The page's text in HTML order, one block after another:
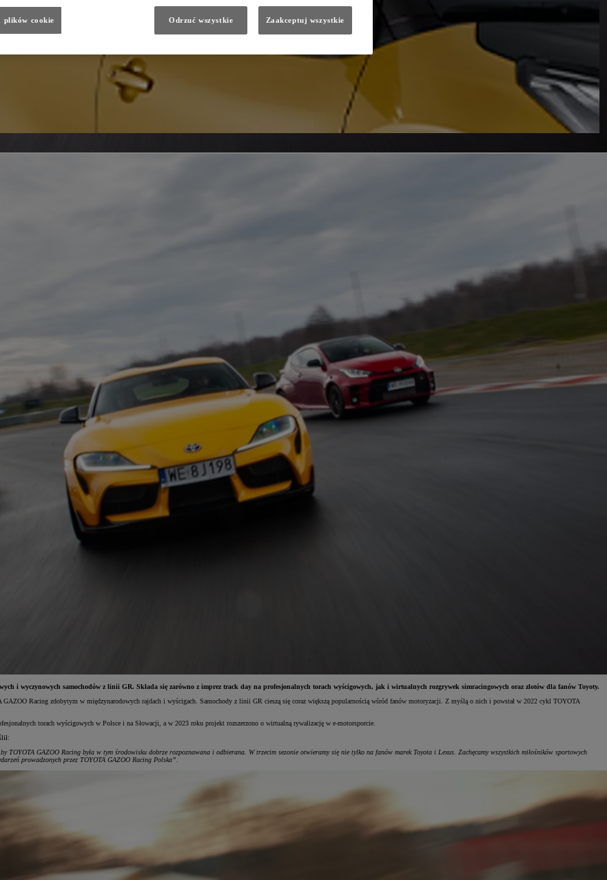
i wyczynowych samochodów z linii GR. Składa się zarówno z imprez track day na profesjonalnych torach wyścigowych, jak i wirtualnych rozgrywek simracingowych oraz zlotów dla fanów Toyoty.
Racing zdobytym w międzynarodowych rajdach i wyścigach. Samochody z linii GR cieszą się coraz większą popularnością wśród fanów motoryzacji. Z myślą o nich i powstał w 2022 cykl TOYOTA
torach wyścigowych w Polsce i na Słowacji, a w 2023 roku projekt rozszerzono o wirtualną rywalizację w e-motorsporcie.
TOYOTA GAZOO Racing była w tym środowisku dobrze rozpoznawana i odbierana. W trzecim sezonie otwieramy się nie tylko na fanów marek Toyota i Lexus. Zachęcamy wszystkich miłośników sportowych
prowadzonych przez TOYOTA GAZOO Racing Polska”.
Odrzuć wszystkie Zaakceptuj wszystkie
plików cookie